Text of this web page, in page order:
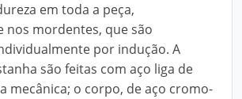
em toda a peça,
nos mordentes, que são
por indução. A
são feitas com aço liga de
mecânica; o corpo, de aço cromo-